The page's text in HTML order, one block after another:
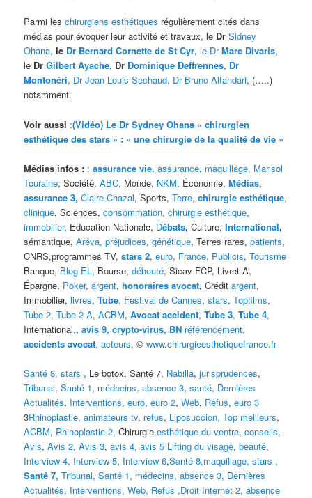
Parmi leschirurgiens esthétiques régulièrement cités dans
médias pour évoquer leur activité et travaux, le Dr Sidney
Ohana,le Dr Bernard Cornette de St Cyr, le DrMarc Divaris,
le DrGilbert Ayache, Dr Dominique Deffrennes, Dr
Montonéri, Dr Jean Louis Séchaud, Dr Bruno Alfandari, (…..)
notamment.
Voir aussi :(Vidéo) Le Dr Sydney Ohana « chirurgien
esthétique des stars » : « une chirurgie de la qualité de vie »
Médias infos : : assurance vie,assurance, maquillage, Marisol
Touraine, Société,ABC, Monde, NKM, Économie,Médias,
assurance 3, Claire Chazal, Sports,Terre, chirurgie esthétique,
clinique, Sciences, consommation,chirurgie esthétique,
immobilier, Education Nationale, Débats, Culture, International,
sémantique,Aréva, préjudices,génétique, Terres rares,patients,
CNRS,programmes TV,stars 2,euro, France, Publicis,Tourisme
Banque, Blog EL , Bourse,débouté, Sicav FCP, Livret A,
Épargne, Poker,argent,honoraires avocat, Créditargent,
Immobilier,livres,Tube, Festival de Cannes,stars,Topfilms,
Tube 2, Tube 2 A,ACBM,Avocat accident,Tube 3,Tube 4,
International,, avis 9, crypto-virus, BN référencement,
accidents avocat, acteurs,©www.chirurgieesthetiquefrance.fr
Santé 8, stars , Le botox, Santé 7, Nabilla,jurisprudences,
Tribunal,Santé 1, médecins, absence 3,santé, Dernières
Actualités, Interventions,euro,euro 2,Web, Refus, euro 3
3Rhinoplastie, animateurs tv, refus, Liposuccion,Top meilleurs,
ACBM, Rhinoplastie 2, Chirurgieesthétique du ventre,conseils,
Avis,Avis 2,Avis 3,avis 4, avis 5 Lifting du visage, beauté,
Interview 4, Interview 5, Interview 6,Santé 8,maquillage,stars ,
Santé 7, Tribunal, Santé 1, médecins,absence 3, Dernières
Actualités, Interventions,Web, Refus ,Droit Internet 2,absence